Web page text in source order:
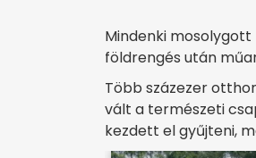
Mindenki
földrengés után
Több százezer
vált a természeti
kezdett el gyűjteni,